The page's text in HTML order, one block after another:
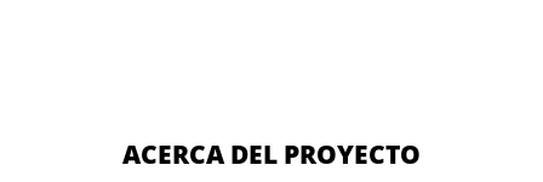
ACERCA DEL PROYECTO